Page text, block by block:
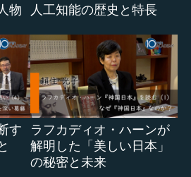
物
人工知能の歴史と特長
す
ラフカディオ・ハーンが
解明した「美しい日本」
の秘密と未来